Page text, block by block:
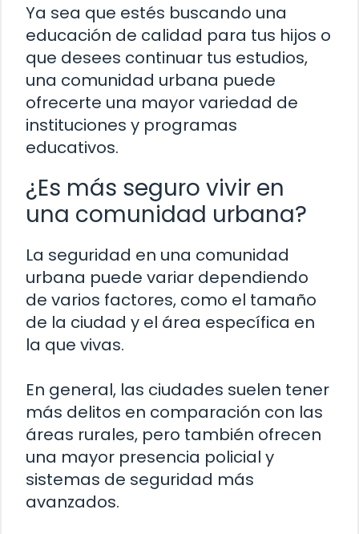
Ya sea que estés buscando una
educación de calidad para tus hijos o
que desees continuar tus estudios,
una comunidad urbana puede
ofrecerte una mayor variedad de
instituciones y programas
educativos.
¿Es más seguro vivir en
una comunidad urbana?
La seguridad en una comunidad
urbana puede variar dependiendo
de varios factores, como el tamaño
de la ciudad y el área específica en
la que vivas.
En general, las ciudades suelen tener
más delitos en comparación con las
áreas rurales, pero también ofrecen
una mayor presencia policial y
sistemas de seguridad más
avanzados.